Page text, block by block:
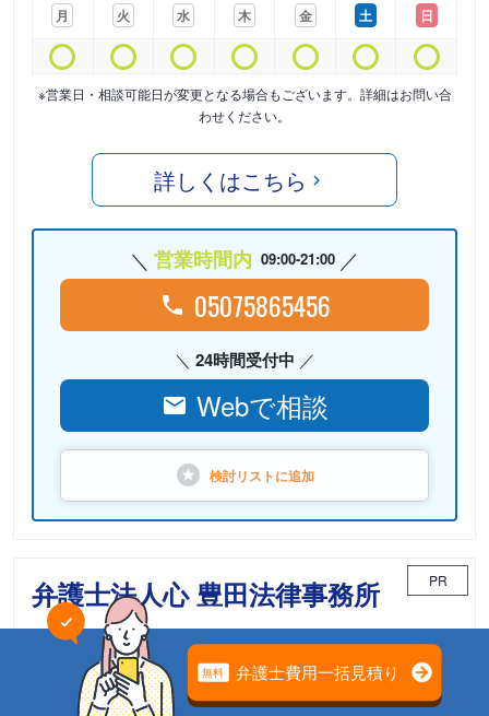
月
火
水
木
金
土
日
※営業日・相談可能日が変更となる場合もございます。詳細はお問い合
わせください。
詳しくはこちら
営業時間内 09:00-21:00
05075865456
24時間受付中
Webで相談
検討リストに追加
弁護士法人心 豊田法律事務所 PR
相続案件のための「相続チーム」が担当
電話相談可能 初回面談無料